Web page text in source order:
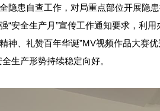
隐患自查工作，对局重点部位开展
安全生产月”宣传工作通知要求，利
神、礼赞百年华诞”MV视频作品大
生产形势持续稳定向好。